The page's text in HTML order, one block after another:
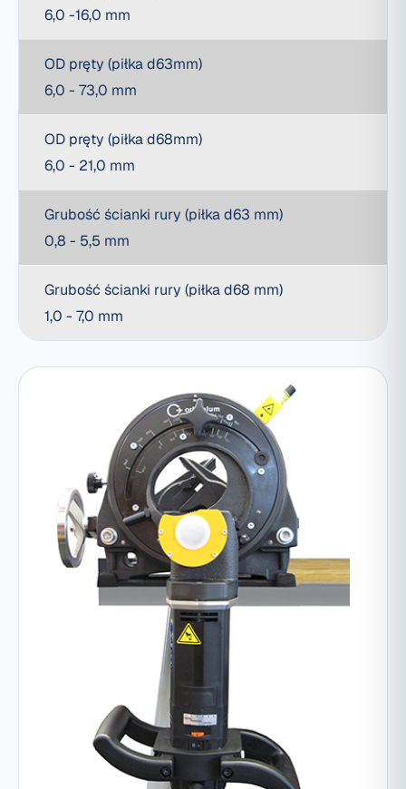
6,0 -16,0 mm
OD pręty (piłka d63mm)
6,0 - 73,0 mm
OD pręty (piłka d68mm)
6,0 - 21,0 mm
Grubość ścianki rury (piłka d63 mm)
0,8 - 5,5 mm
Grubość ścianki rury (piłka d68 mm)
1,0 - 7,0 mm